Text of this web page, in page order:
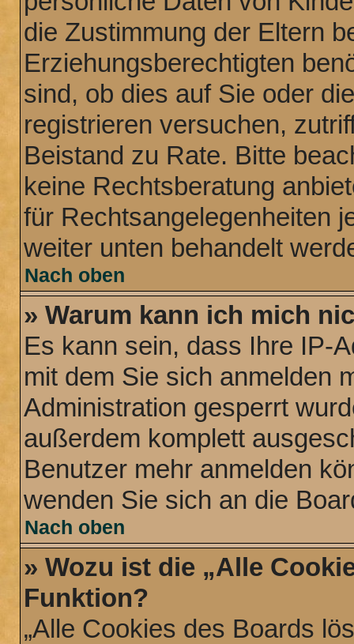
die Zustimmung der Eltern
Erziehungsberechtigten
sind, ob dies auf Sie oder
registrieren versuchen,
Beistand zu Rate. Bitte
keine Rechtsberatung
für Rechtsangelegenheiten
weiter unten behandelt
Nach oben
» Warum kann ich mich
Es kann sein, dass Ihre IP-
mit dem Sie sich anmelden
Administration gesperrt
außerdem komplett
Benutzer mehr anmelden
wenden Sie sich an die
Nach oben
» Wozu ist die „Alle
Funktion?
„Alle Cookies des Boards